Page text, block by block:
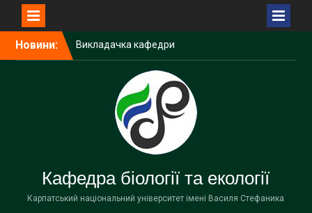
Новини:
Викладачка кафедри
біології та екології
виступила спікеркою
програми SheLeads
У Карпатському
національному
університеті завершилася
дводенна науково-
присвячена
природоохоронним
територіям
Кафедра біології та екології
Карпатський національний університет імені Василя Стефаника